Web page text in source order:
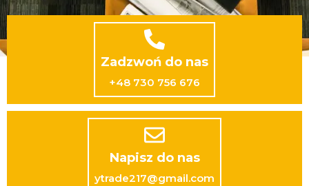
Zadzwoń do nas
+48 730 756 676
Napisz do nas
ytrade217@gmail.com